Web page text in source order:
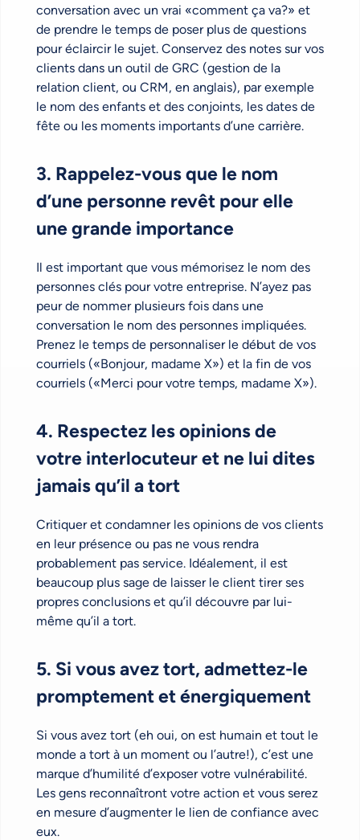
conversation avec un vrai «comment ça va?» et
de prendre le temps de poser plus de questions
pour éclaircir le sujet. Conservez des notes sur vos
clients dans un outil de GRC (gestion de la
relation client, ou CRM, en anglais), par exemple
le nom des enfants et des conjoints, les dates de
fête ou les moments importants d’une carrière.
3. Rappelez-vous que le nom
d’une personne revêt pour elle
une grande importance
Il est important que vous mémorisez le nom des
personnes clés pour votre entreprise. N’ayez pas
peur de nommer plusieurs fois dans une
conversation le nom des personnes impliquées.
Prenez le temps de personnaliser le début de vos
courriels («Bonjour, madame X») et la fin de vos
courriels («Merci pour votre temps, madame X»).
4. Respectez les opinions de
votre interlocuteur et ne lui dites
jamais qu’il a tort
Critiquer et condamner les opinions de vos clients
en leur présence ou pas ne vous rendra
probablement pas service. Idéalement, il est
beaucoup plus sage de laisser le client tirer ses
propres conclusions et qu’il découvre par lui-
même qu’il a tort.
5. Si vous avez tort, admettez-le
promptement et énergiquement
Si vous avez tort (eh oui, on est humain et tout le
monde a tort à un moment ou l’autre!), c’est une
marque d’humilité d’exposer votre vulnérabilité.
Les gens reconnaîtront votre action et vous serez
en mesure d’augmenter le lien de confiance avec
eux.